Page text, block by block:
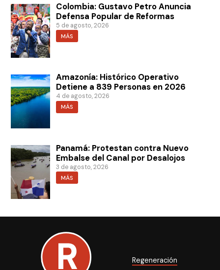
Colombia: Gustavo Petro Anuncia
Defensa Popular de Reformas
5 de agosto, 2026
MÁS
Amazonía: Histórico Operativo
Detiene a 839 Personas en 2026
4 de agosto, 2026
MÁS
Panamá: Protestan contra Nuevo
Embalse del Canal por Desalojos
3 de agosto, 2026
MÁS
Regeneración